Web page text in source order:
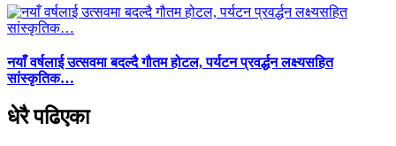
नयाँ वर्षलाई उत्सवमा बदल्दै गौतम होटल, पर्यटन प्रवर्द्धन लक्ष्यसहित
सांस्कृतिक…
धेरै पढिएका